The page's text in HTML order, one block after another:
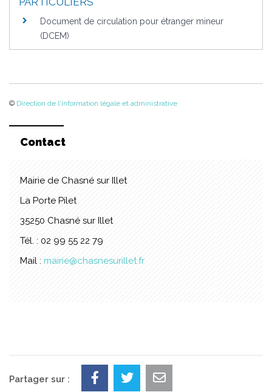
Document de circulation pour étranger mineur
(DCEM)
© Direction de l'information légale et administrative
Contact
Mairie de Chasné sur Illet
La Porte Pilet
35250 Chasné sur Illet
Tél. : 02 99 55 22 79
Mail : mairie@chasnesurillet.fr
Partager sur :